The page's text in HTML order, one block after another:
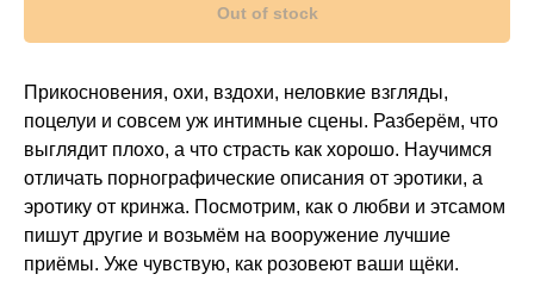
Out of stock
Прикосновения, охи, вздохи, неловкие взгляды,
поцелуи и совсем уж интимные сцены. Разберём, что
выглядит плохо, а что страсть как хорошо. Научимся
отличать порнографические описания от эротики, а
эротику от кринжа. Посмотрим, как о любви и этсамом
пишут другие и возьмём на вооружение лучшие
приёмы. Уже чувствую, как розовеют ваши щёки.